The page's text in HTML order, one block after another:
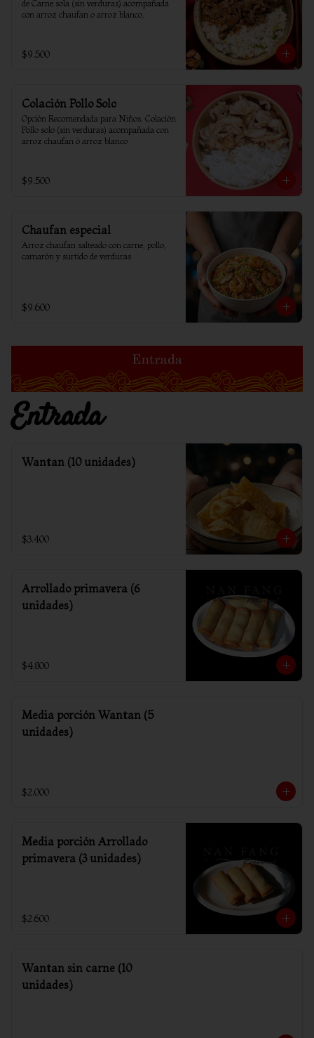
de Carne sola (sin verduras) acompañada
con arroz chaufan o arroz blanco.
$9.500
Colación Pollo Solo
Opción Recomendada para Niños. Colación
Pollo solo (sin verduras) acompañada con
arroz chaufan ó arroz blanco
$9.500
Chaufan especial
Arroz chaufan salteado con carne, pollo,
camarón y surtido de verduras
$9.600
Entrada
Wantan (10 unidades)
$3.400
Arrollado primavera (6
unidades)
$4.800
Media porción Wantan (5
unidades)
$2.000
Media porción Arrollado
primavera (3 unidades)
$2.600
Wantan sin carne (10
unidades)